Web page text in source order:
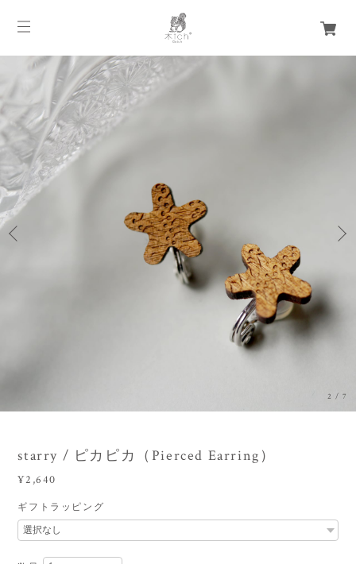
3 /7
starry / ピカピカ（Pierced Earring）
¥2,640
ギフトラッピング